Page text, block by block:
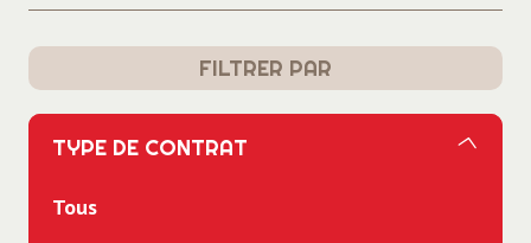
FILTRER PAR
TYPE DE CONTRAT
Tous